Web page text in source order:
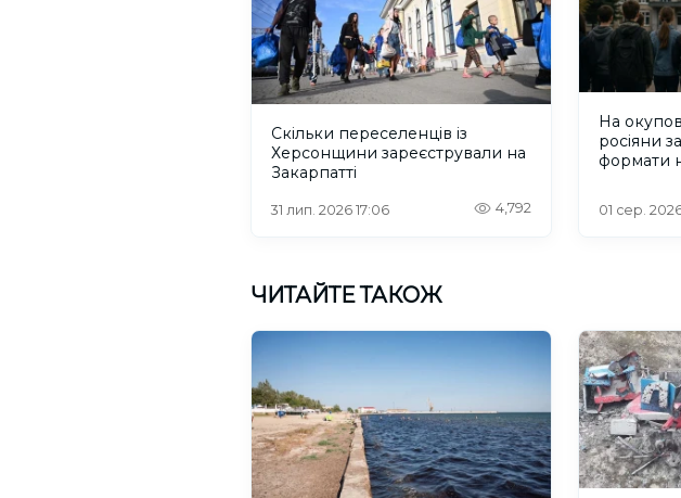
Скільки переселенців із
Херсонщини зареєстрували на
Закарпатті
31 лип. 2026 17:06 4,792
На
росіяни
формати
01 сер.
ЧИТАЙТЕ ТАКОЖ